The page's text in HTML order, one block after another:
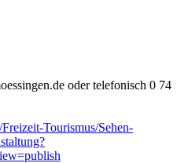
oder telefonisch 0 74
Tourismus/Sehen-